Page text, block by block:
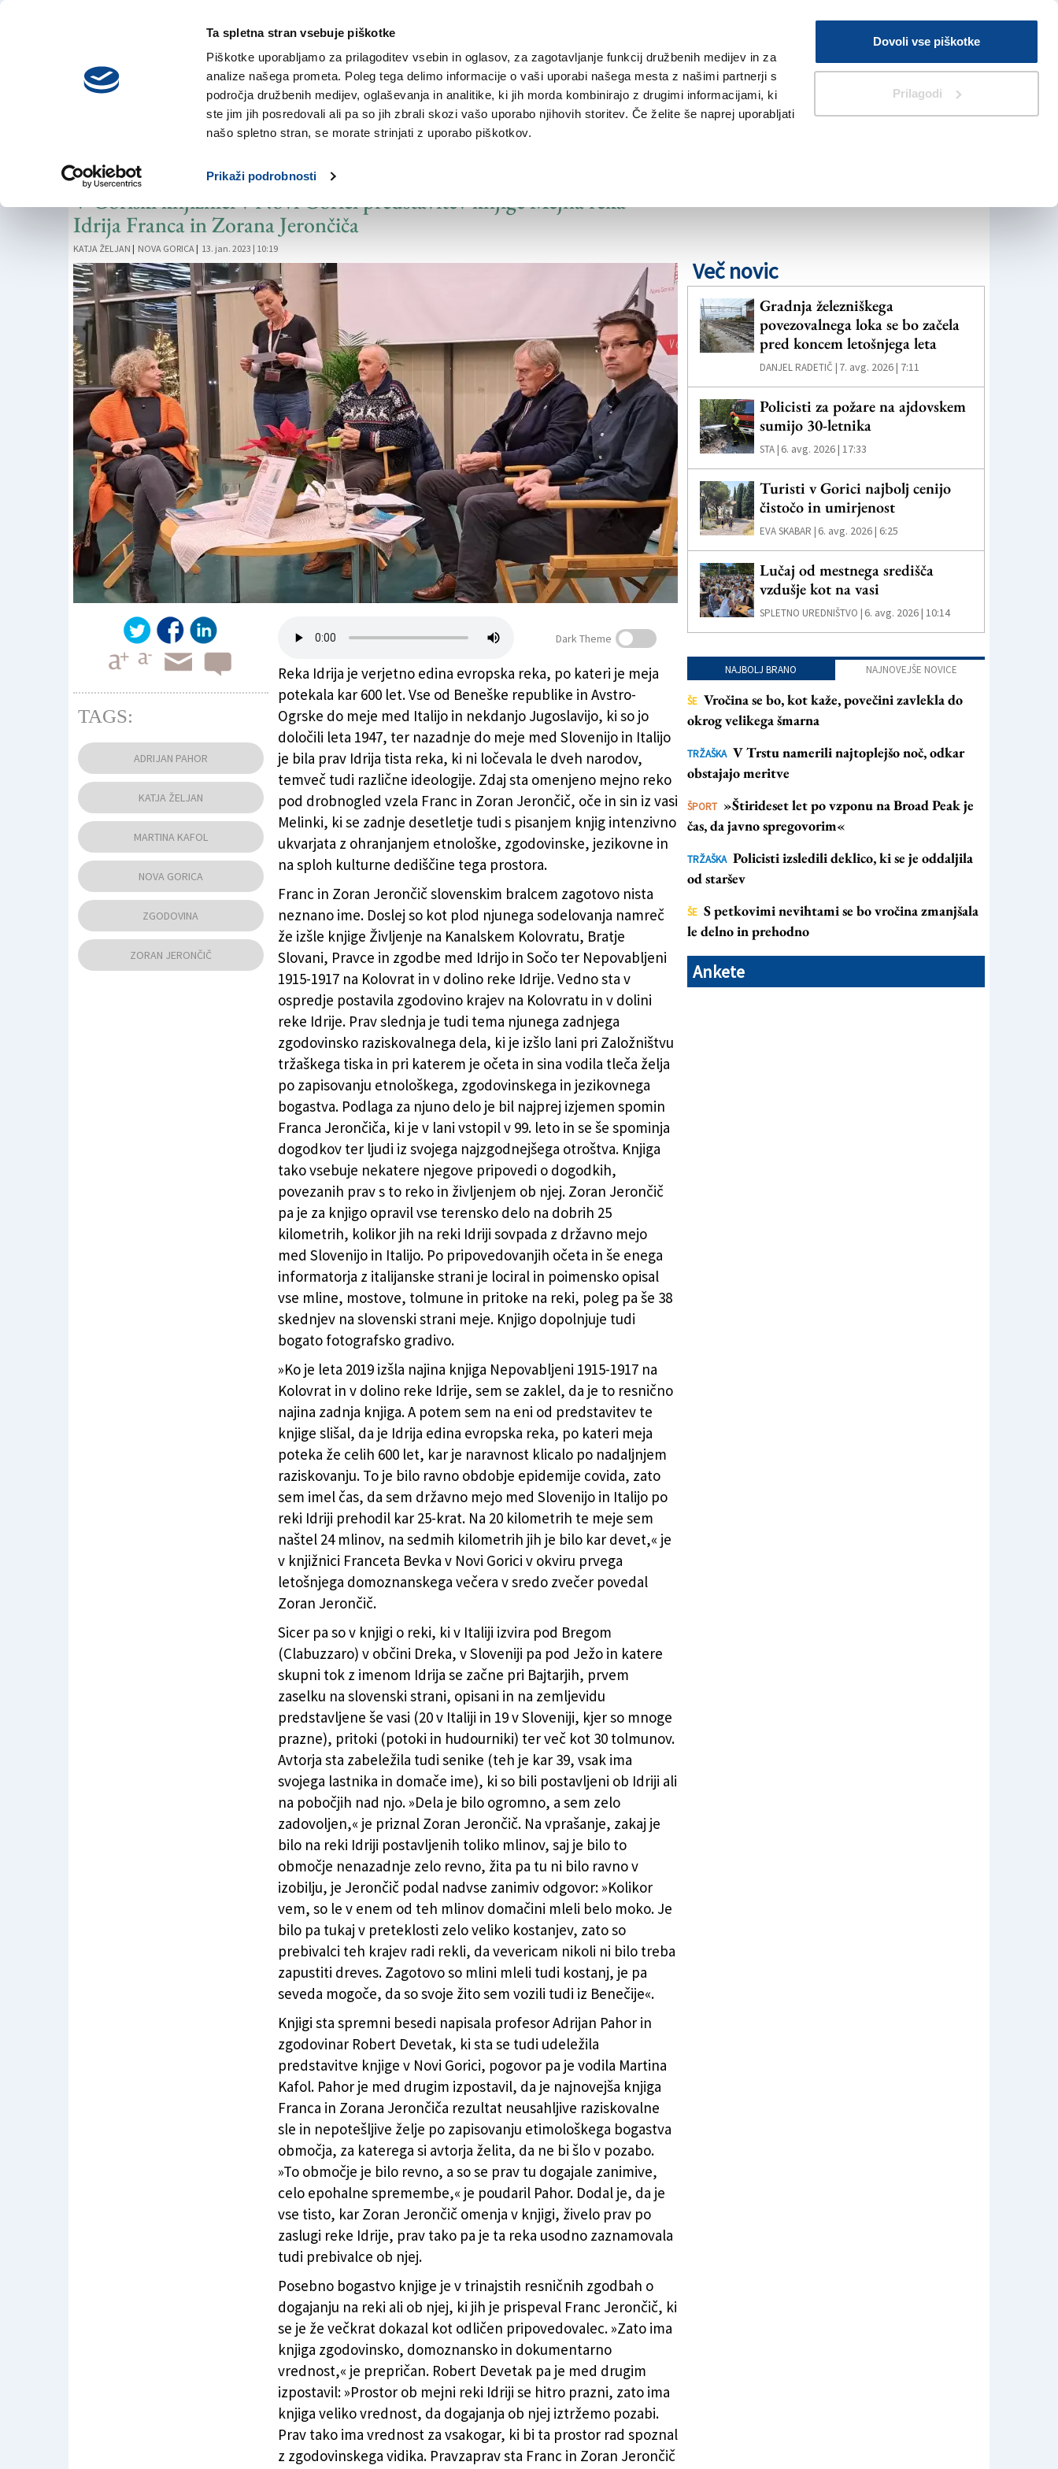
Ta spletna stran vsebuje piškotke
Piškotke uporabljamo za prilagoditev vsebin in oglasov, za zagotavljanje funkcij družbenih medijev in za
analize našega prometa. Poleg tega delimo informacije o vaši uporabi našega mesta z našimi partnerji s
področja družbenih medijev, oglaševanja in analitike, ki jih morda kombinirajo z drugimi informacijami, ki
ste jim jih posredovali ali pa so jih zbrali skozi vašo uporabo njihovih storitev. Če želite še naprej uporabljati
našo spletno stran, se morate strinjati z uporabo piškotkov.
Prikaži podrobnosti
Dovoli vse piškotke
Prilagodi
petek,
7. avgusta 2026
V Kioskih
Iskanje
NOVICE TRŽAŠKA GORIŠKA KULTURA ŠPORT ŠE
Reka, ki je ločevala narode in ideologije
V Goriški knjižnici v Novi Gorici predstavitev knjige Mejna reka
Idrija Franca in Zorana Jerončiča
KATJA ŽELJAN | NOVA GORICA | 13. jan. 2023 | 10:19
S predstavitve knjige v Bevkovi knjižnici (K.Ž.)
Dark Theme
Reka Idrija je verjetno edina evropska reka, po kateri je meja
potekala kar 600 let. Vse od Beneške republike in Avstro-
Ogrske do meje med Italijo in nekdanjo Jugoslavijo, ki so jo
določili leta 1947, ter nazadnje do meje med Slovenijo in Italijo
je bila prav Idrija tista reka, ki ni ločevala le dveh narodov,
temveč tudi različne ideologije. Zdaj sta omenjeno mejno reko
pod drobnogled vzela Franc in Zoran Jerončič, oče in sin iz vasi
Melinki, ki se zadnje desetletje tudi s pisanjem knjig intenzivno
ukvarjata z ohranjanjem etnološke, zgodovinske, jezikovne in
na sploh kulturne dediščine tega prostora.
Franc in Zoran Jerončič slovenskim bralcem zagotovo nista
neznano ime. Doslej so kot plod njunega sodelovanja namreč
že izšle knjige Življenje na Kanalskem Kolovratu, Bratje
Slovani, Pravce in zgodbe med Idrijo in Sočo ter Nepovabljeni
1915-1917 na Kolovrat in v dolino reke Idrije. Vedno sta v
ospredje postavila zgodovino krajev na Kolovratu in v dolini
reke Idrije. Prav slednja je tudi tema njunega zadnjega
zgodovinsko raziskovalnega dela, ki je izšlo lani pri Založništvu
tržaškega tiska in pri katerem je očeta in sina vodila tleča želja
po zapisovanju etnološkega, zgodovinskega in jezikovnega
bogastva. Podlaga za njuno delo je bil najprej izjemen spomin
Franca Jerončiča, ki je v lani vstopil v 99. leto in se še spominja
dogodkov ter ljudi iz svojega najzgodnejšega otroštva. Knjiga
tako vsebuje nekatere njegove pripovedi o dogodkih,
povezanih prav s to reko in življenjem ob njej. Zoran Jerončič
pa je za knjigo opravil vse terensko delo na dobrih 25
kilometrih, kolikor jih na reki Idriji sovpada z državno mejo
med Slovenijo in Italijo. Po pripovedovanjih očeta in še enega
informatorja z italijanske strani je lociral in poimensko opisal
vse mline, mostove, tolmune in pritoke na reki, poleg pa še 38
skednjev na slovenski strani meje. Knjigo dopolnjuje tudi
bogato fotografsko gradivo.
»Ko je leta 2019 izšla najina knjiga Nepovabljeni 1915-1917 na
Kolovrat in v dolino reke Idrije, sem se zaklel, da je to resnično
najina zadnja knjiga. A potem sem na eni od predstavitev te
knjige slišal, da je Idrija edina evropska reka, po kateri meja
poteka že celih 600 let, kar je naravnost klicalo po nadaljnjem
raziskovanju. To je bilo ravno obdobje epidemije covida, zato
sem imel čas, da sem državno mejo med Slovenijo in Italijo po
reki Idriji prehodil kar 25-krat. Na 20 kilometrih te meje sem
naštel 24 mlinov, na sedmih kilometrih jih je bilo kar devet,« je
v knjižnici Franceta Bevka v Novi Gorici v okviru prvega
letošnjega domoznanskega večera v sredo zvečer povedal
Zoran Jerončič.
Sicer pa so v knjigi o reki, ki v Italiji izvira pod Bregom
(Clabuzzaro) v občini Dreka, v Sloveniji pa pod Ježo in katere
skupni tok z imenom Idrija se začne pri Bajtarjih, prvem
zaselku na slovenski strani, opisani in na zemljevidu
predstavljene še vasi (20 v Italiji in 19 v Sloveniji, kjer so mnoge
prazne), pritoki (potoki in hudourniki) ter več kot 30 tolmunov.
Avtorja sta zabeležila tudi senike (teh je kar 39, vsak ima
svojega lastnika in domače ime), ki so bili postavljeni ob Idriji ali
na pobočjih nad njo. »Dela je bilo ogromno, a sem zelo
zadovoljen,« je priznal Zoran Jerončič. Na vprašanje, zakaj je
bilo na reki Idriji postavljenih toliko mlinov, saj je bilo to
območje nenazadnje zelo revno, žita pa tu ni bilo ravno v
izobilju, je Jerončič podal nadvse zanimiv odgovor: »Kolikor
vem, so le v enem od teh mlinov domačini mleli belo moko. Je
bilo pa tukaj v preteklosti zelo veliko kostanjev, zato so
prebivalci teh krajev radi rekli, da vevericam nikoli ni bilo treba
zapustiti dreves. Zagotovo so mlini mleli tudi kostanj, je pa
seveda mogoče, da so svoje žito sem vozili tudi iz Benečije«.
Knjigi sta spremni besedi napisala profesor Adrijan Pahor in
zgodovinar Robert Devetak, ki sta se tudi udeležila
predstavitve knjige v Novi Gorici, pogovor pa je vodila Martina
Kafol. Pahor je med drugim izpostavil, da je najnovejša knjiga
Franca in Zorana Jerončiča rezultat neusahljive raziskovalne
sle in nepotešljive želje po zapisovanju etimološkega bogastva
območja, za katerega si avtorja želita, da ne bi šlo v pozabo.
»To območje je bilo revno, a so se prav tu dogajale zanimive,
celo epohalne spremembe,« je poudaril Pahor. Dodal je, da je
vse tisto, kar Zoran Jerončič omenja v knjigi, živelo prav po
zaslugi reke Idrije, prav tako pa je ta reka usodno zaznamovala
tudi prebivalce ob njej.
Posebno bogastvo knjige je v trinajstih resničnih zgodbah o
dogajanju na reki ali ob njej, ki jih je prispeval Franc Jerončič, ki
se je že večkrat dokazal kot odličen pripovedovalec. »Zato ima
knjiga zgodovinsko, domoznansko in dokumentarno
vrednost,« je prepričan. Robert Devetak pa je med drugim
izpostavil: »Prostor ob mejni reki Idriji se hitro prazni, zato ima
knjiga veliko vrednost, da dogajanja ob njej iztržemo pozabi.
Prav tako ima vrednost za vsakogar, ki bi ta prostor rad spoznal
z zgodovinskega vidika. Pravzaprav sta Franc in Zoran Jerončič
TAGS:
ADRIJAN PAHOR
KATJA ŽELJAN
MARTINA KAFOL
NOVA GORICA
ZGODOVINA
ZORAN JERONČIČ
Več novic
Gradnja železniškega
povezovalnega loka se bo začela
pred koncem letošnjega leta
DANJEL RADETIČ | 7. avg. 2026 | 7:11
Policisti za požare na ajdovskem
sumijo 30-letnika
STA | 6. avg. 2026 | 17:33
Turisti v Gorici najbolj cenijo
čistočo in umirjenost
EVA SKABAR | 6. avg. 2026 | 6:25
Lučaj od mestnega središča
vzdušje kot na vasi
SPLETNO UREDNIŠTVO | 6. avg. 2026 | 10:14
NAJBOLJ BRANO NAJNOVEJŠE NOVICE
ŠE Vročina se bo, kot kaže, povečini zavlekla do
okrog velikega šmarna
TRŽAŠKA V Trstu namerili najtoplejšo noč, odkar
obstajajo meritve
ŠPORT »Štirideset let po vzponu na Broad Peak je
čas, da javno spregovorim«
TRŽAŠKA Policisti izsledili deklico, ki se je oddaljila
od staršev
ŠE S petkovimi nevihtami se bo vročina zmanjšala
le delno in prehodno
Ankete